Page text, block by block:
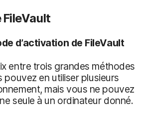
d’activation de FileVault
entre trois grandes méthodes
pouvez en utiliser plusieurs
mais vous ne pouvez
seule à un ordinateur donné.